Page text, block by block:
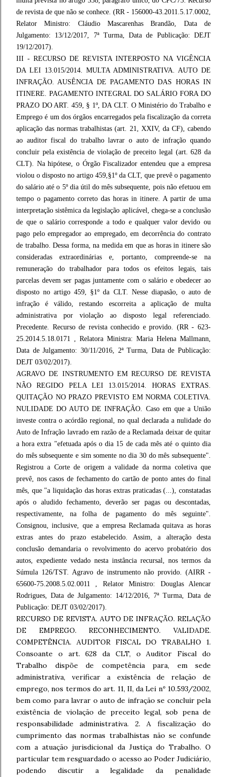
de revista de que não se conhece. (RR - 156000-43.2011.5.17.0002,
Relator Ministro: Cláudio Mascarenhas Brandão, Data de
Julgamento: 13/12/2017, 7ª Turma, Data de Publicação: DEJT
19/12/2017).
III - RECURSO DE REVISTA INTERPOSTO NA VIGÊNCIA
DA LEI 13.015/2014. MULTA ADMINISTRATIVA. AUTO DE
INFRAÇÃO. AUSÊNCIA DE PAGAMENTO DAS HORAS IN
ITINERE. PAGAMENTO INTEGRAL DO SALÁRIO FORA DO
PRAZO DO ART. 459, § 1º, DA CLT. O Ministério do Trabalho e
Emprego é um dos órgãos encarregados pela fiscalização da correta
aplicação das normas trabalhistas (art. 21, XXIV, da CF), cabendo
ao auditor fiscal do trabalho lavrar o auto de infração quando
concluir pela existência de violação de preceito legal (art. 628 da
CLT). Na hipótese, o Órgão Fiscalizador entendeu que a empresa
violou o disposto no artigo 459,§1º da CLT, que prevê o pagamento
do salário até o 5º dia útil do mês subsequente, pois não efetuou em
tempo o pagamento correto das horas in itinere. A partir de uma
interpretação sistêmica da legislação aplicável, chega-se a conclusão
de que o salário corresponde a todo e qualquer valor devido ou
pago pelo empregador ao empregado, em decorrência do contrato
de trabalho. Dessa forma, na medida em que as horas in itinere são
consideradas extraordinárias e, portanto, compreende-se na
remuneração do trabalhador para todos os efeitos legais, tais
parcelas devem ser pagas juntamente com o salário e obedecer ao
disposto no artigo 459, §1º da CLT. Nesse diapasão, o auto de
infração é válido, restando escorreita a aplicação de multa
administrativa por violação ao disposto legal referenciado.
Precedente. Recurso de revista conhecido e provido. (RR - 623-
25.2014.5.18.0171 , Relatora Ministra: Maria Helena Mallmann,
Data de Julgamento: 30/11/2016, 2ª Turma, Data de Publicação:
DEJT 03/02/2017).
AGRAVO DE INSTRUMENTO EM RECURSO DE REVISTA
NÃO REGIDO PELA LEI 13.015/2014. HORAS EXTRAS.
QUITAÇÃO NO PRAZO PREVISTO EM NORMA COLETIVA.
NULIDADE DO AUTO DE INFRAÇÃO. Caso em que a União
investe contra o acórdão regional, no qual declarada a nulidade do
Auto de Infração lavrado em razão de a Reclamada deixar de quitar
a hora extra "efetuada após o dia 15 de cada mês até o quinto dia
do mês subsequente e sim somente no dia 30 do mês subsequente".
Registrou a Corte de origem a validade da norma coletiva que
prevê, nos casos de fechamento do cartão de ponto antes do final
mês, que "a liquidação das horas extras praticadas (...), constatadas
após o aludido fechamento, deverão ser pagas ou descontadas,
respectivamente, na folha de pagamento do mês seguinte".
Consignou, inclusive, que a empresa Reclamada quitava as horas
extras antes do prazo estabelecido. Assim, a alteração desta
conclusão demandaria o revolvimento do acervo probatório dos
autos, expediente vedado nesta instância recursal, nos termos da
Súmula 126/TST. Agravo de instrumento não provido. (AIRR -
65600-75.2008.5.02.0011 , Relator Ministro: Douglas Alencar
Rodrigues, Data de Julgamento: 14/12/2016, 7ª Turma, Data de
Publicação: DEJT 03/02/2017).
RECURSO DE REVISTA. AUTO DE INFRAÇÃO. RELAÇÃO
DE EMPREGO. RECONHECIMENTO. VALIDADE.
COMPETÊNCIA. AUDITOR FISCAL DO TRABALHO 1.
Consoante o art. 628 da CLT, o Auditor Fiscal do
Trabalho dispõe de competência para, em sede
administrativa, verificar a existência de relação de
emprego, nos termos do art. 11, II, da Lei nº 10.593/2002,
bem como para lavrar o auto de infração se concluir pela
existência de violação de preceito legal, sob pena de
responsabilidade administrativa. 2. A fiscalização do
cumprimento das normas trabalhistas não se confunde
com a atuação jurisdicional da Justiça do Trabalho. O
particular tem resguardado o acesso ao Poder Judiciário,
podendo discutir a legalidade da penalidade